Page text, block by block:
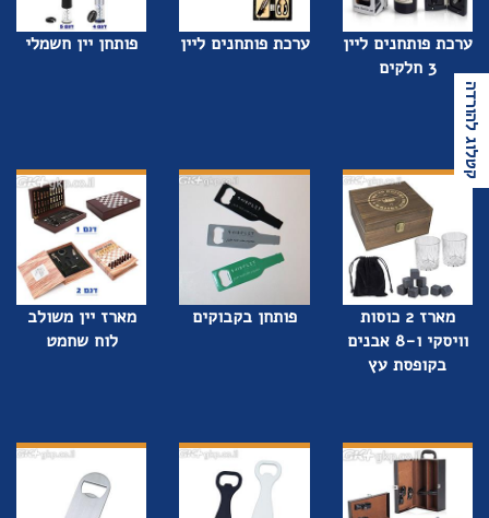
קטלוג להורדה
ערכת פותחנים ליין
3 חלקים
ערכת פותחנים ליין פותחן יין חשמלי
מארז 2 כוסות
וויסקי ו-8 אבנים
בקופסת עץ
פותחן בקבוקים
מארז יין משולב
לוח שחמט